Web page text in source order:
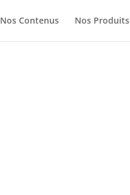
Nos Contenus Nos Produits